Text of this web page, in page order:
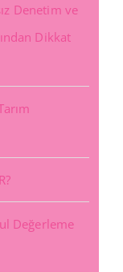
Denetim ve
Dikkat
Değerleme